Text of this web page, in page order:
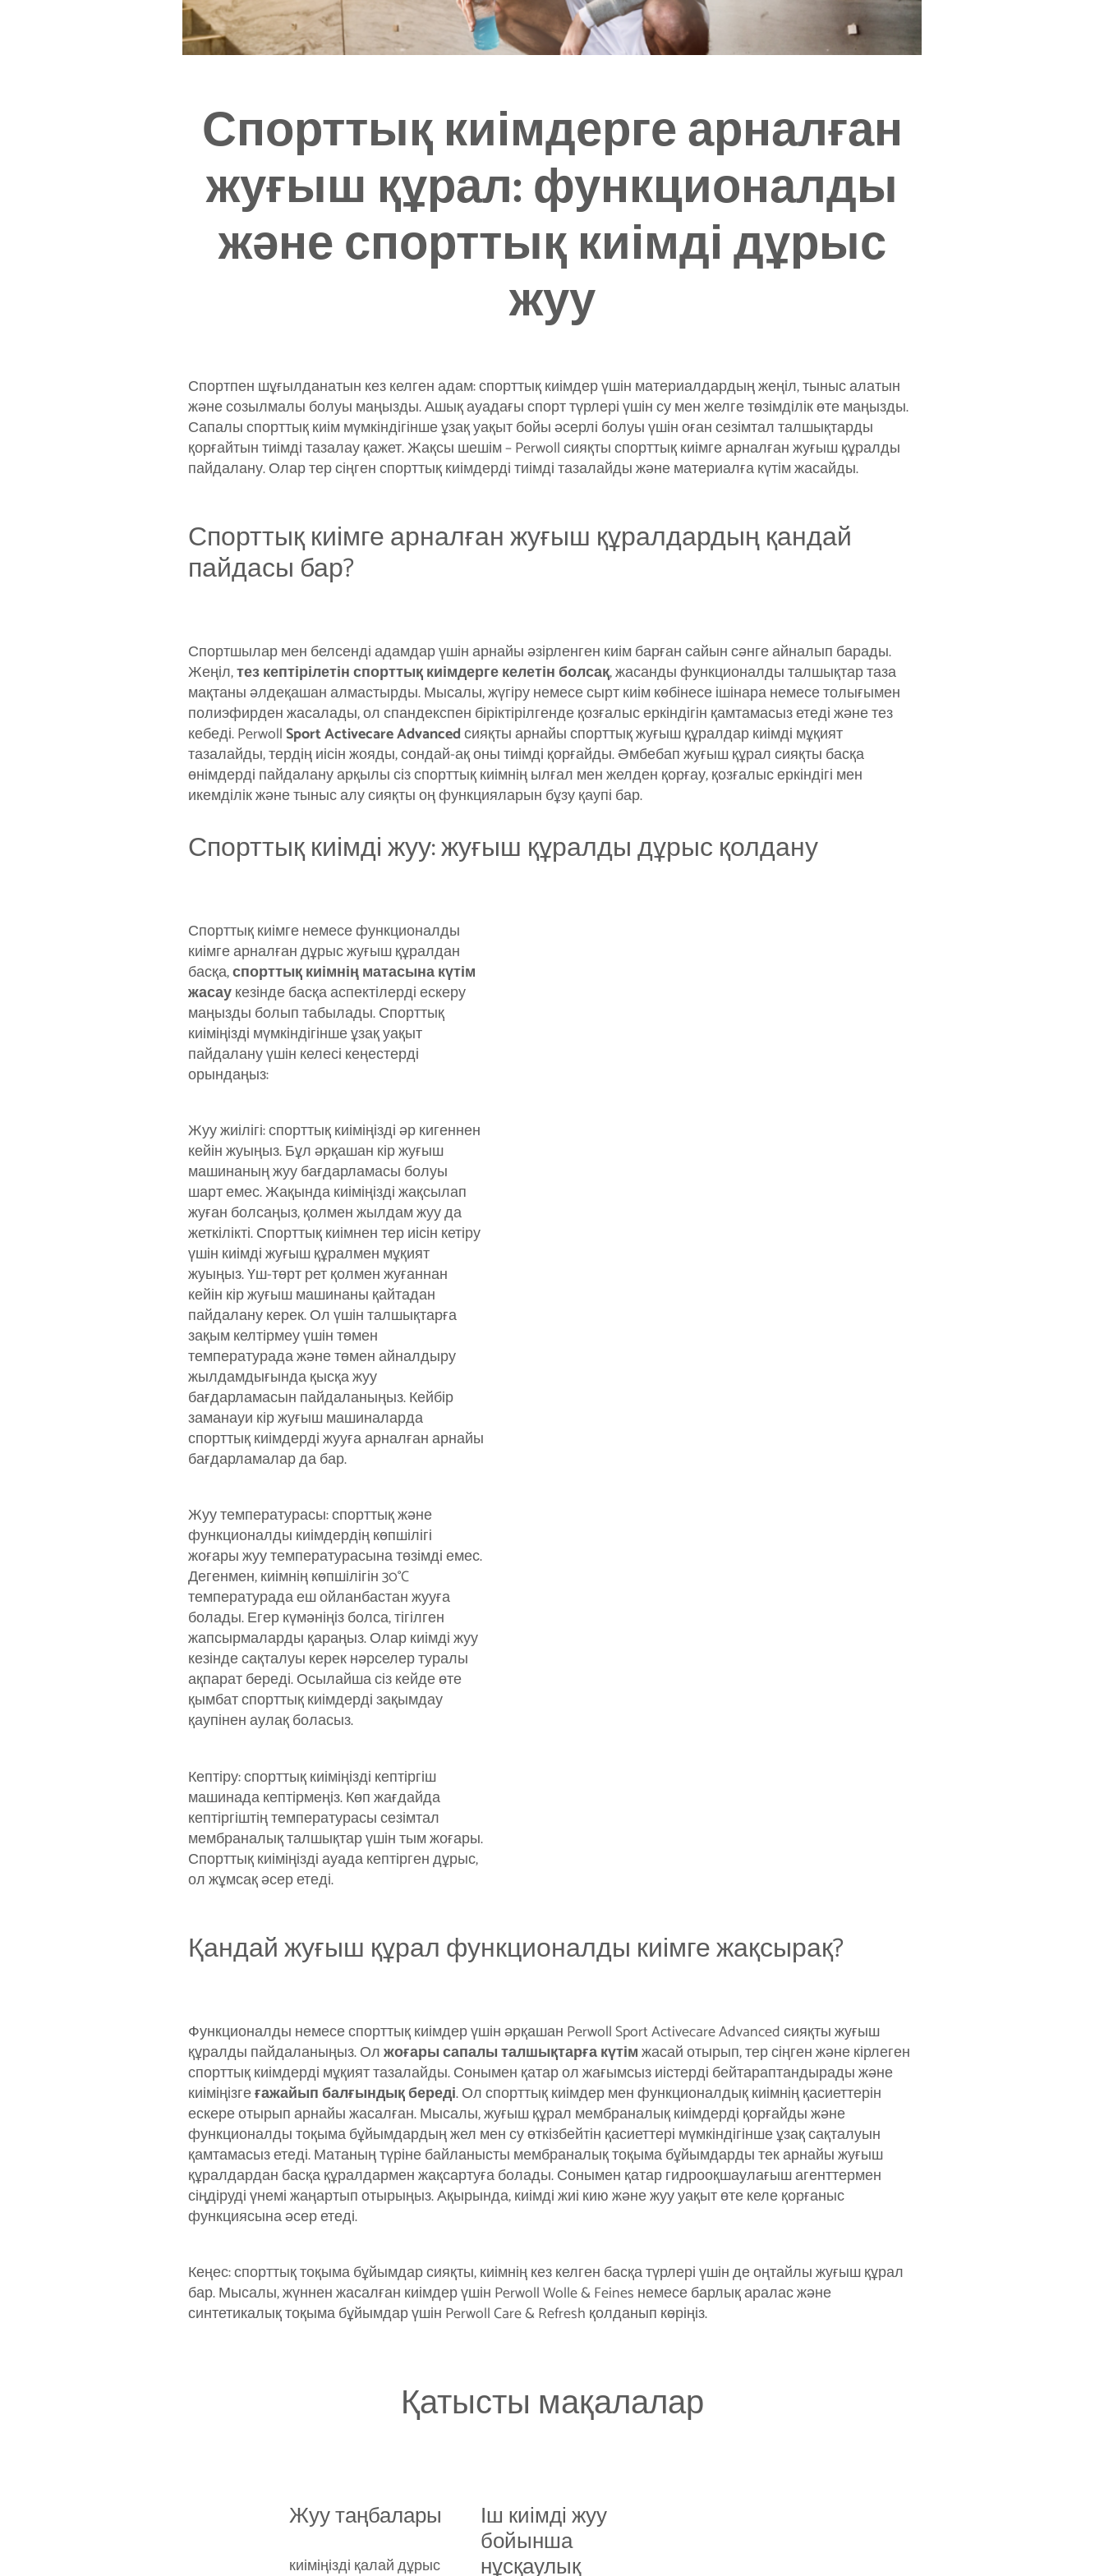
Спорттық киімдерге арналған
жуғыш құрал: функционалды
және спорттық киімді дұрыс
жуу
Спортпен шұғылданатын кез келген адам: спорттық киімдер үшін материалдардың жеңіл, тыныс алатын
және созылмалы болуы маңызды. Ашық ауадағы спорт түрлері үшін су мен желге төзімділік өте маңызды.
Сапалы спорттық киім мүмкіндігінше ұзақ уақыт бойы әсерлі болуы үшін оған сезімтал талшықтарды
қорғайтын тиімді тазалау қажет. Жақсы шешім – Perwoll сияқты спорттық киімге арналған жуғыш құралды
пайдалану. Олар тер сіңген спорттық киімдерді тиімді тазалайды және материалға күтім жасайды.
Спорттық киімге арналған жуғыш құралдардың қандай
пайдасы бар?
Спортшылар мен белсенді адамдар үшін арнайы әзірленген киім барған сайын сәнге айналып барады.
Жеңіл,тез кептірілетін спорттық киімдерге келетін болсақ, жасанды функционалды талшықтар таза
мақтаны әлдеқашан алмастырды. Мысалы, жүгіру немесе сырт киім көбінесе ішінара немесе толығымен
полиэфирден жасалады, ол спандекспен біріктірілгенде қозғалыс еркіндігін қамтамасыз етеді және тез
кебеді. PerwollSport Activecare Advancedсияқты арнайы спорттық жуғыш құралдар киімді мұқият
тазалайды, тердің иісін жояды, сондай-ақ оны тиімді қорғайды. Әмбебап жуғыш құрал сияқты басқа
өнімдерді пайдалану арқылы сіз спорттық киімнің ылғал мен желден қорғау, қозғалыс еркіндігі мен
икемділік және тыныс алу сияқты оң функцияларын бұзу қаупі бар.
Спорттық киімді жуу: жуғыш құралды дұрыс қолдану
Спорттық киімге немесе функционалды
киімге арналған дұрыс жуғыш құралдан
басқа,спорттық киімнің матасына күтім
жасаукезінде басқа аспектілерді ескеру
маңызды болып табылады. Спорттық
киіміңізді мүмкіндігінше ұзақ уақыт
пайдалану үшін келесі кеңестерді
орындаңыз:
Жуу жиілігі: спорттық киіміңізді әр кигеннен
кейін жуыңыз. Бұл әрқашан кір жуғыш
машинаның жуу бағдарламасы болуы
шарт емес. Жақында киіміңізді жақсылап
жуған болсаңыз, қолмен жылдам жуу да
жеткілікті. Спорттық киімнен тер иісін кетіру
үшін киімді жуғыш құралмен мұқият
жуыңыз. Үш-төрт рет қолмен жуғаннан
кейін кір жуғыш машинаны қайтадан
пайдалану керек. Ол үшін талшықтарға
зақым келтірмеу үшін төмен
температурада және төмен айналдыру
жылдамдығында қысқа жуу
бағдарламасын пайдаланыңыз. Кейбір
заманауи кір жуғыш машиналарда
спорттық киімдерді жууға арналған арнайы
бағдарламалар да бар.
Жуу температурасы: спорттық және
функционалды киімдердің көпшілігі
жоғары жуу температурасына төзімді емес.
Дегенмен, киімнің көпшілігін 30°C
температурада еш ойланбастан жууға
болады. Егер күмәніңіз болса, тігілген
жапсырмаларды қараңыз. Олар киімді жуу
кезінде сақталуы керек нәрселер туралы
ақпарат береді. Осылайша сіз кейде өте
қымбат спорттық киімдерді зақымдау
қаупінен аулақ боласыз.
Кептіру: спорттық киіміңізді кептіргіш
машинада кептірмеңіз. Көп жағдайда
кептіргіштің температурасы сезімтал
мембраналық талшықтар үшін тым жоғары.
Спорттық киіміңізді ауада кептірген дұрыс,
ол жұмсақ әсер етеді.
Қандай жуғыш құрал функционалды киімге жақсырақ?
Функционалды немесе спорттық киімдер үшін әрқашан Perwoll Sport Activecare Advanced сияқты жуғыш
құралды пайдаланыңыз. Олжоғары сапалы талшықтарға күтімжасай отырып, тер сіңген және кірлеген
спорттық киімдерді мұқият тазалайды. Сонымен қатар ол жағымсыз иістерді бейтараптандырады және
киіміңізгеғажайып балғындық береді. Ол спорттық киімдер мен функционалдық киімнің қасиеттерін
ескере отырып арнайы жасалған. Мысалы, жуғыш құрал мембраналық киімдерді қорғайды және
функционалды тоқыма бұйымдардың жел мен су өткізбейтін қасиеттері мүмкіндігінше ұзақ сақталуын
қамтамасыз етеді. Матаның түріне байланысты мембраналық тоқыма бұйымдарды тек арнайы жуғыш
құралдардан басқа құралдармен жақсартуға болады. Сонымен қатар гидрооқшаулағыш агенттермен
сіңдіруді үнемі жаңартып отырыңыз. Ақырында, киімді жиі кию және жуу уақыт өте келе қорғаныс
функциясына әсер етеді.
Кеңес: спорттық тоқыма бұйымдар сияқты, киімнің кез келген басқа түрлері үшін де оңтайлы жуғыш құрал
бар. Мысалы, жүннен жасалған киімдер үшін Perwoll Wolle & Feines немесе барлық аралас және
синтетикалық тоқыма бұйымдар үшін Perwoll Care & Refresh қолданып көріңіз.
Қатысты мақалалар
Жуу таңбалары
киіміңізді қалай дұрыс
Іш киімді жуу
бойынша
нұсқаулық